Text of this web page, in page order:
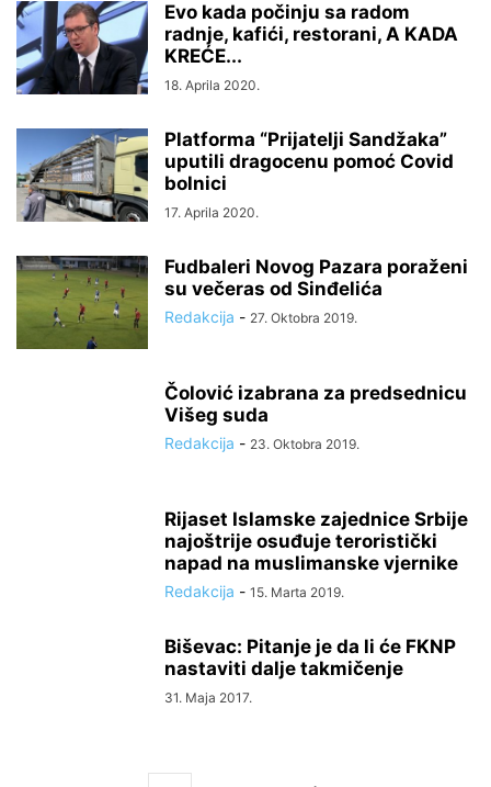
Evo kada počinju sa radom
radnje, kafići, restorani, A KADA
KREĆE...
18. Aprila 2020.
Platforma “Prijatelji Sandžaka”
uputili dragocenu pomoć Covid
bolnici
17. Aprila 2020.
Fudbaleri Novog Pazara poraženi
su večeras od Sinđelića
Redakcija - 27. Oktobra 2019.
Čolović izabrana za predsednicu
Višeg suda
Redakcija - 23. Oktobra 2019.
Rijaset Islamske zajednice Srbije
najoštrije osuđuje teroristički
napad na muslimanske vjernike
Redakcija - 15. Marta 2019.
Biševac: Pitanje je da li će FKNP
nastaviti dalje takmičenje
31. Maja 2017.